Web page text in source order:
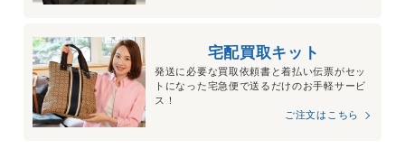
宅配買取キット
発送に必要な買取依頼書と着払い伝票がセッ
トになった宅急便で送るだけのお手軽サービ
ス！
ご注文はこちら